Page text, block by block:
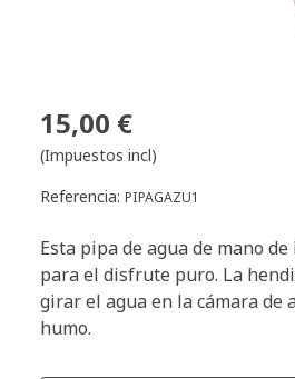
15,00 €
(Impuestos incl)
Referencia: PIPAGAZU1
Esta pipa de agua de mano
para el disfrute puro. La
girar el agua en la cámara de
humo.